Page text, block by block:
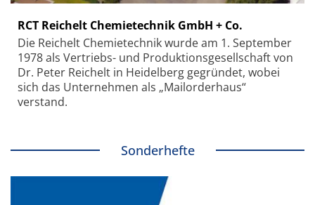
RCT Reichelt Chemietechnik GmbH + Co.
Die Reichelt Chemietechnik wurde am 1. September
1978 als Vertriebs- und Produktionsgesellschaft von
Dr. Peter Reichelt in Heidelberg gegründet, wobei
sich das Unternehmen als „Mailorderhaus“
verstand.
Sonderhefte